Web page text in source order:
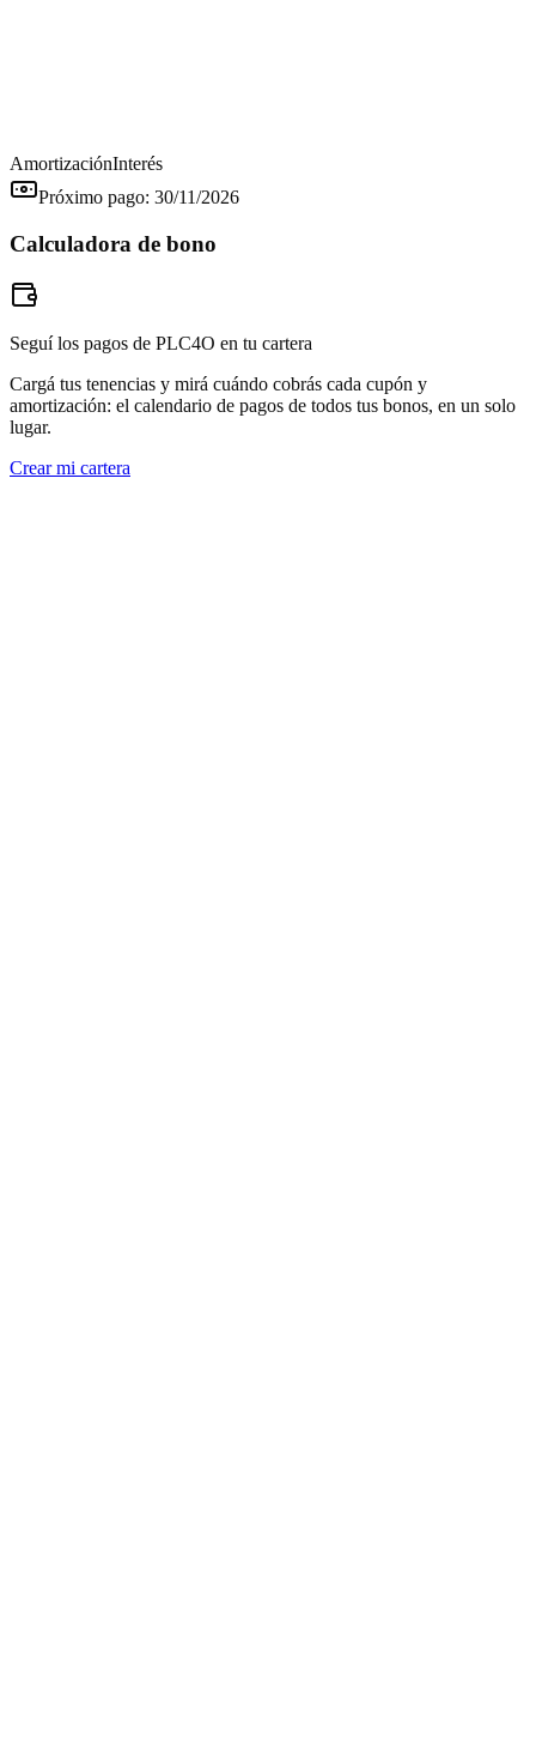
AmortizaciónInterés
Próximo pago: 30/11/2026
Calculadora de bono
Seguí los pagos de PLC4O en tu cartera
Cargá tus tenencias y mirá cuándo cobrás cada cupón y
amortización: el calendario de pagos de todos tus bonos, en un solo
lugar.
Crear mi cartera